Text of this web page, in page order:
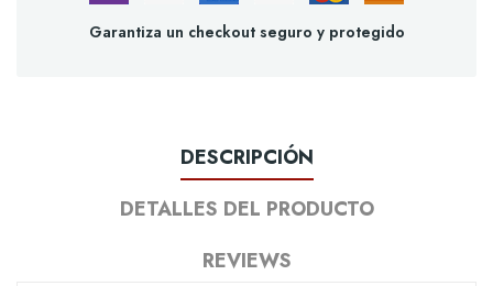
Garantiza un checkout seguro y protegido
DESCRIPCIÓN
DETALLES DEL PRODUCTO
REVIEWS